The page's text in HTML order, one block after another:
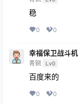
稳
0 0
幸福保卫战斗机
青铜 Lv0
百度来的
0 0